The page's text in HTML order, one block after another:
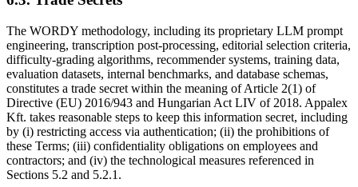
The WORDY methodology, including its proprietary LLM prompt
engineering, transcription post-processing, editorial selection criteria,
difficulty-grading algorithms, recommender systems, training data,
evaluation datasets, internal benchmarks, and database schemas,
constitutes a trade secret within the meaning of Article 2(1) of
Directive (EU) 2016/943 and Hungarian Act LIV of 2018. Appalex
Kft. takes reasonable steps to keep this information secret, including
by (i) restricting access via authentication; (ii) the prohibitions of
these Terms; (iii) confidentiality obligations on employees and
contractors; and (iv) the technological measures referenced in
Sections 5.2 and 5.2.1.